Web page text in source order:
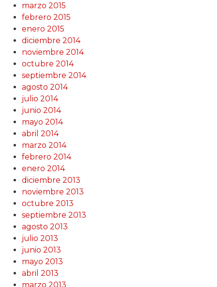
marzo 2015
febrero 2015
enero 2015
diciembre 2014
noviembre 2014
octubre 2014
septiembre 2014
agosto 2014
julio 2014
junio 2014
mayo 2014
abril 2014
marzo 2014
febrero 2014
enero 2014
diciembre 2013
noviembre 2013
octubre 2013
septiembre 2013
agosto 2013
julio 2013
junio 2013
mayo 2013
abril 2013
marzo 2013